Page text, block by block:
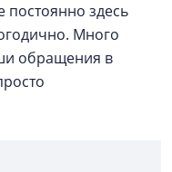
постоянно здесь
Много
обращения в